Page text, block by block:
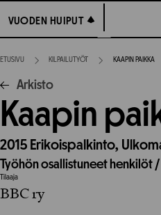
suoraan
sisältöön
VUODEN HUIPUT
VUODEN HUIPUT
ETUSIVU KILPAILUTYÖT KAAPIN PAIKKA
Arkisto
Kaapin
2015 Erikoispalkinto,
Työhön osallistuneet henkilöt
Tilaaja
BBC ry